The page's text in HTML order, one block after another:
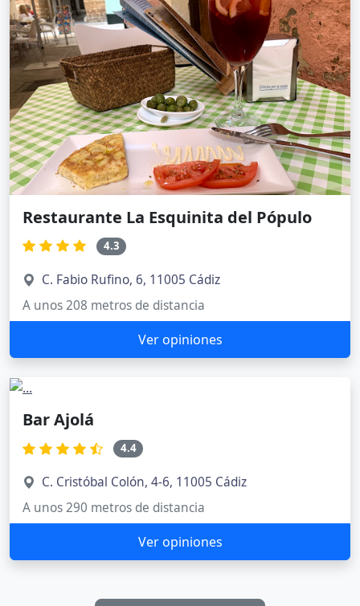
Restaurante La Esquinita del Pópulo
4.3
C. Fabio Rufino, 6, 11005 Cádiz
A unos 208 metros de distancia
Ver opiniones
Bar Ajolá
4.4
C. Cristóbal Colón, 4-6, 11005 Cádiz
A unos 290 metros de distancia
Ver opiniones